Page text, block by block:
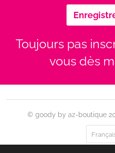
Toujours pas
vous dès
© goody by az-boutique